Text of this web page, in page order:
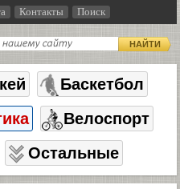
Контакты Поиск
НАЙТИ
Баскетбол
Велоспорт
Остальные